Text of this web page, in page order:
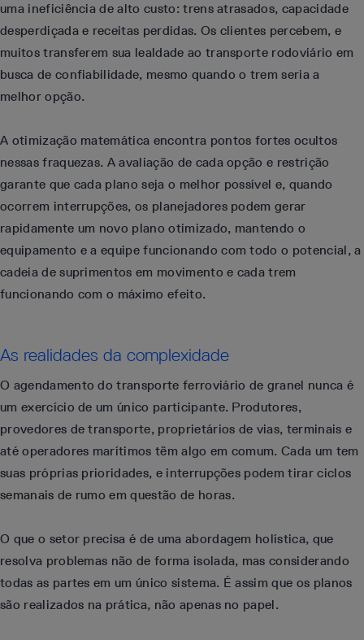
uma ineficiência de alto custo: trens atrasados, capacidade
desperdiçada e receitas perdidas. Os clientes percebem, e
muitos transferem sua lealdade ao transporte rodoviário em
busca de confiabilidade, mesmo quando o trem seria a
melhor opção.
A otimização matemática encontra pontos fortes ocultos
nessas fraquezas. A avaliação de cada opção e restrição
garante que cada plano seja o melhor possível e, quando
ocorrem interrupções, os planejadores podem gerar
rapidamente um novo plano otimizado, mantendo o
equipamento e a equipe funcionando com todo o potencial, a
cadeia de suprimentos em movimento e cada trem
funcionando com o máximo efeito.
As realidades da complexidade
O agendamento do transporte ferroviário de granel nunca é
um exercício de um único participante. Produtores,
provedores de transporte, proprietários de vias, terminais e
até operadores marítimos têm algo em comum. Cada um tem
suas próprias prioridades, e interrupções podem tirar ciclos
semanais de rumo em questão de horas.
O que o setor precisa é de uma abordagem holística, que
resolva problemas não de forma isolada, mas considerando
todas as partes em um único sistema. É assim que os planos
são realizados na prática, não apenas no papel.